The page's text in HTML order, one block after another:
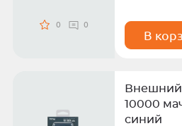
0 0
В
Внешний
10000
синий